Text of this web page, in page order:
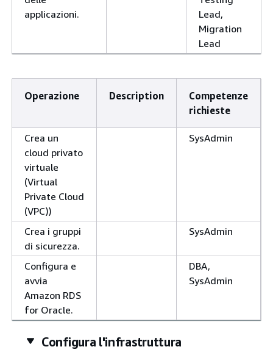
applicazioni.
Lead,
Migration
Lead
Operazione Description
Competenze
richieste
Crea un
cloud privato
virtuale
(Virtual
Private Cloud
(VPC))
SysAdmin
Crea i gruppi
di sicurezza.
SysAdmin
Configura e
avvia
Amazon RDS
for Oracle.
DBA,
SysAdmin
Configura l'infrastruttura